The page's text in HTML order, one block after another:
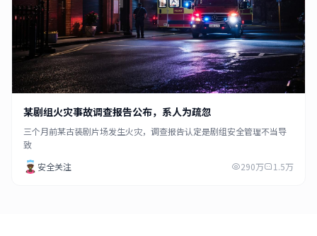
某剧组火灾事故调查报告公布，系人为疏忽
三个月前某古装剧片场发生火灾，调查报告认定是剧组安全管理不当导
致
安全关注
290万 1.5万